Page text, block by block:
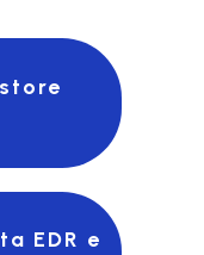
EDR e